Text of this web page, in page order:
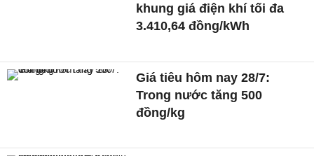
khung giá điện khí tối đa
3.410,64 đồng/kWh
Giá tiêu hôm nay 28/7:
Trong nước tăng 500
đồng/kg